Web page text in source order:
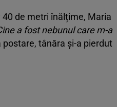
de metri înălțime, Maria
a fost nebunul care m-a
tânăra și-a pierdut